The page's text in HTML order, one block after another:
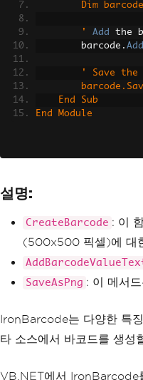
Dim
        '
Add the
        barcode
.
' Save the
    End Sub
End Module
설명:
CreateBarcode : 이
(500x500 픽셀)에 대
SaveAsPng : 이 메서
IronBarcode는 다양한 특
타 소스에서 바코드를 생성
VB.NET에서 IronBarcode